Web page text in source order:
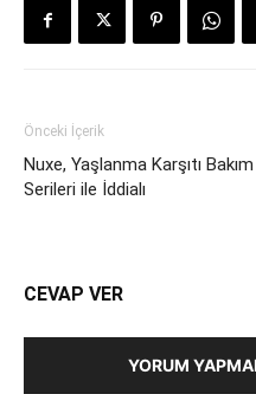
Önceki İçerik
Nuxe, Yaşlanma Karşıtı Bakım
Serileri ile İddialı
CEVAP VER
YORUM